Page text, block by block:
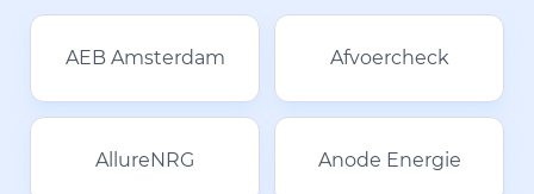
AEB Amsterdam Afvoercheck
AllureNRG Anode Energie